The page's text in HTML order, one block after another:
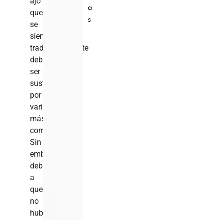
que
se
siembra
tradicionalmente
debe
ser
sustituido
por
variedades
más
competitivas.
Sin
embargo,
debido
a
que
no
hubo
a
s